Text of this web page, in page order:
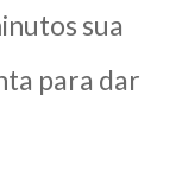
sua
para dar